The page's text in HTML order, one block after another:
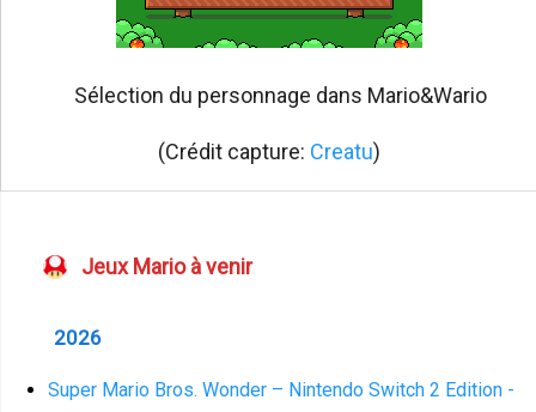
Sélection du personnage dans Mario&Wario
(Crédit capture: Creatu)
Jeux Mario à venir
2026
Super Mario Bros. Wonder – Nintendo Switch 2 Edition -